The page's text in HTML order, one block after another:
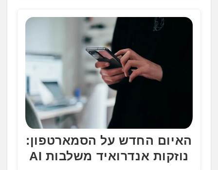
האיום החדש על הסמארטפון:
נוזקות אנדרואיד משלבות AI